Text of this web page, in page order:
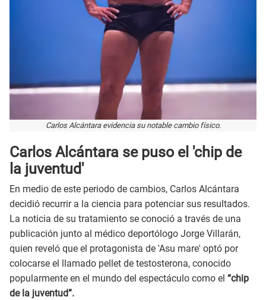
Carlos Alcántara evidencia su notable cambio físico.
Carlos Alcántara se puso el 'chip de
la juventud'
En medio de este periodo de cambios, Carlos Alcántara
decidió recurrir a la ciencia para potenciar sus resultados.
La noticia de su tratamiento se conoció a través de una
publicación junto al médico deportólogo Jorge Villarán,
quien reveló que el protagonista de 'Asu mare' optó por
colocarse el llamado pellet de testosterona, conocido
popularmente en el mundo del espectáculo como el “chip
de la juventud”.